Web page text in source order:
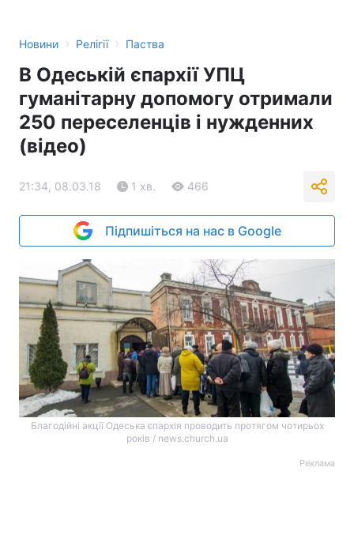
Новини › Релігії › Паства
В Одеській єпархії УПЦ
гуманітарну допомогу отримали
250 переселенців і нужденних
(відео)
21:34, 08.03.18 1 хв. 466
Підпишіться на нас в Google
Благодійні акції Одеська єпархія проводить протягом чотирьох
років / news.church.ua
Реклама